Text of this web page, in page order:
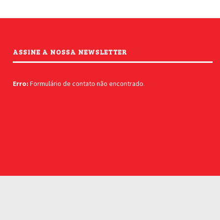
ASSINE A NOSSA NEWSLETTER
Erro: Formulário de contato não encontrado.